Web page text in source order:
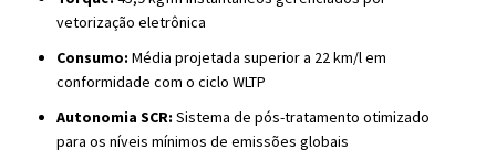
vetorização eletrônica
Consumo: Média projetada superior a 22 km/l em
conformidade com o ciclo WLTP
Autonomia SCR: Sistema de pós-tratamento otimizado
para os níveis mínimos de emissões globais